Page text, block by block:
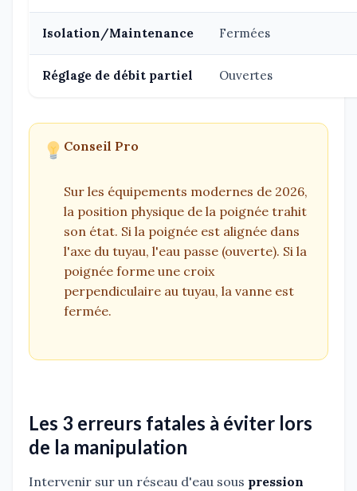
Isolation/Maintenance Fermées
Réglage de débit partiel Ouvertes
Conseil Pro
Sur les équipements modernes de 2026,
la position physique de la poignée trahit
son état. Si la poignée est alignée dans
l'axe du tuyau, l'eau passe (ouverte). Si la
poignée forme une croix
perpendiculaire au tuyau, la vanne est
fermée.
Les 3 erreurs fatales à éviter lors
de la manipulation
Intervenir sur un réseau d'eau sous pression